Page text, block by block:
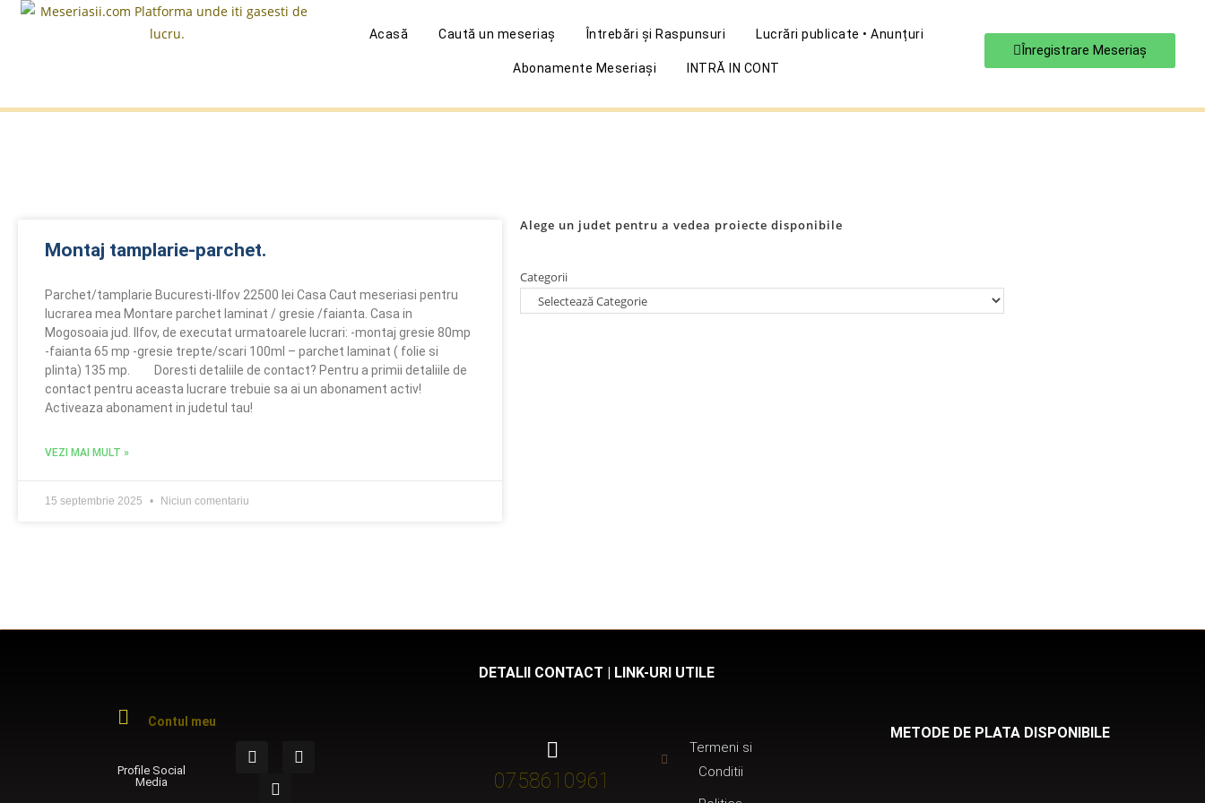
Acasă Caută un meseriaș Întrebări și Raspunsuri Lucrări publicate • Anunțuri
Abonamente Meseriași INTRĂ IN CONT
Înregistrare Meseriaş
Montaj tamplarie-parchet.
Parchet/tamplarie Bucuresti-Ilfov 22500 lei Casa Caut meseriasi pentru
lucrarea mea Montare parchet laminat / gresie /faianta. Casa in
Mogosoaia jud. Ilfov, de executat urmatoarele lucrari: -montaj gresie 80mp
-faianta 65 mp -gresie trepte/scari 100ml – parchet laminat ( folie si
plinta) 135 mp. Doresti detaliile de contact? Pentru a primii detaliile de
contact pentru aceasta lucrare trebuie sa ai un abonament activ!
Activeaza abonament in judetul tau!
VEZI MAI MULT »
15 septembrie 2025 Niciun comentariu
Alege un judet pentru a vedea proiecte disponibile
Categorii
Contul meu
Profile Social
Media
DETALII CONTACT | LINK-URI UTILE
0758610961
Termeni si
Conditii
METODE DE PLATA DISPONIBILE